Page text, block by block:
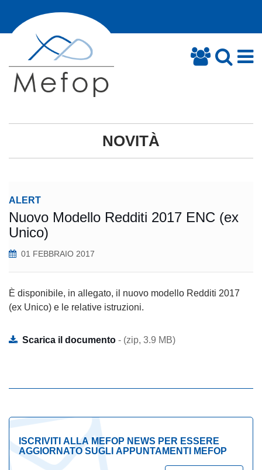
NOVITÀ
ALERT
Nuovo Modello Redditi 2017 ENC (ex
Unico)
01 FEBBRAIO 2017
È disponibile, in allegato, il nuovo modello Redditi 2017
(ex Unico) e le relative istruzioni.
Scarica il documento - (zip, 3.9 MB)
ISCRIVITI ALLA MEFOP NEWS PER ESSERE
AGGIORNATO SUGLI APPUNTAMENTI MEFOP